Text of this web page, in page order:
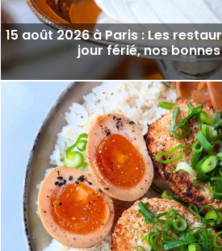
15 août 2026 à Paris : Les
jour férié, nos